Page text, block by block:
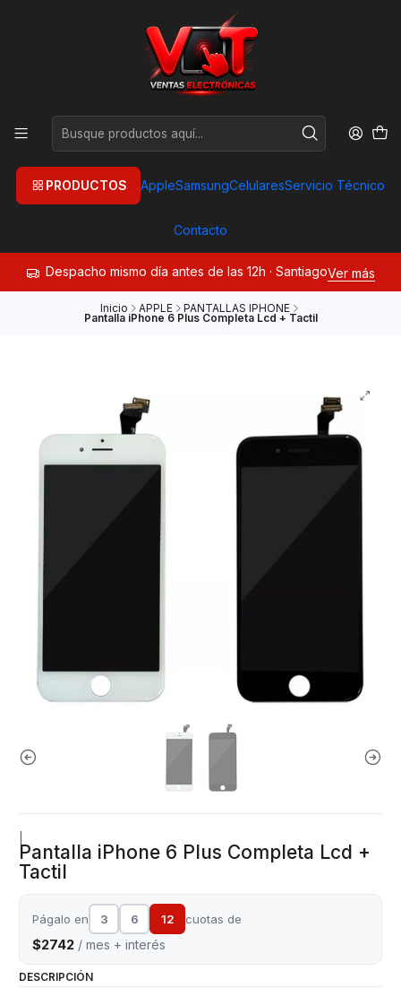
PRODUCTOS AppleSamsungCelularesServicio Técnico
Contacto
Despacho mismo día antes de las 12h · SantiagoVer más
Inicio APPLE PANTALLAS IPHONE
Pantalla iPhone 6 Plus Completa Lcd + Tactil
Pantalla iPhone 6 Plus Completa Lcd +
Tactil
Págalo en 3 6 12 cuotas de
$2742 / mes + interés
DESCRIPCIÓN